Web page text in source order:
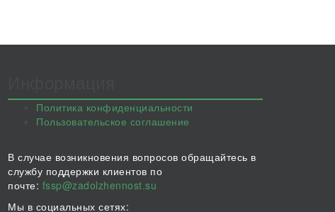
Политика конфиденциальности
Пользовательское соглашение
В случае возникновения вопросов обращайтесь в
службу поддержки клиентов по
почте: fssp@zadolzhennost.su
Мы в социальных сетях: